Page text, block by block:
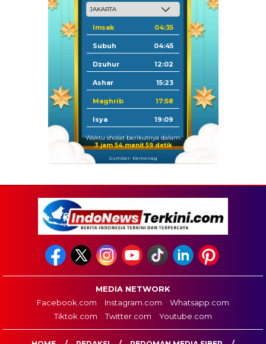
Imsak 04:35
Subuh 04:45
Dzuhur 12:02
Ashar 15:23
Maghrib 17:58
Isya 19:09
Waktu sholat berikutnya dalam:
3 jam 54 menit 58 detik
Sumber: Kemenag
MEDIA NETWORK
Facebook.com
Instagram.com
Whatsapp.com
Tiktok.com
Twitter.com Youtube.com